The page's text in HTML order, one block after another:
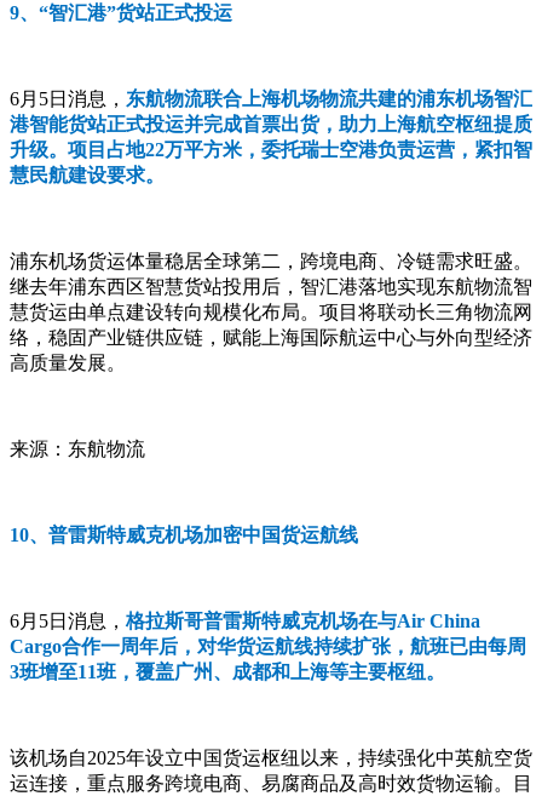
9、“智汇港”货站正式投运
6月5日消息， 东航物流联合上海机场物流共建的浦东机场智汇
港智能货站正式投运并完成首票出货，助力上海航空枢纽提质
升级。项目占地22万平方米，委托瑞士空港负责运营，紧扣智
慧民航建设要求。
浦东机场货运体量稳居全球第二，跨境电商、冷链需求旺盛。
继去年浦东西区智慧货站投用后，智汇港落地实现东航物流智
慧货运由单点建设转向规模化布局。项目将联动长三角物流网
络，稳固产业链供应链，赋能上海国际航运中心与外向型经济
高质量发展。
来源：东航物流
10、普雷斯特威克机场加密中国货运航线
6月5日消息， 格拉斯哥普雷斯特威克机场在与Air China
Cargo合作一周年后，对华货运航线持续扩张，航班已由每周
3班增至11班，覆盖广州、成都和上海等主要枢纽。
该机场自2025年设立中国货运枢纽以来，持续强化中英航空货
运连接，重点服务跨境电商、易腐商品及高时效货物运输。目